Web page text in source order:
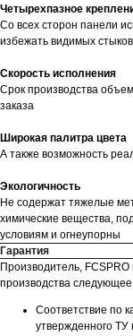
Четырехпазное
Со всех сторон панели
избежать видимых
Скорость исполнения
Срок производства
заказа
Широкая палитра цвета
А также возможность
Экологичность
Не содержат тяжелые
химические вещества,
условиям и огнеупорны
Гарантия
Производитель,
производства
Соответствие по
утвержденного